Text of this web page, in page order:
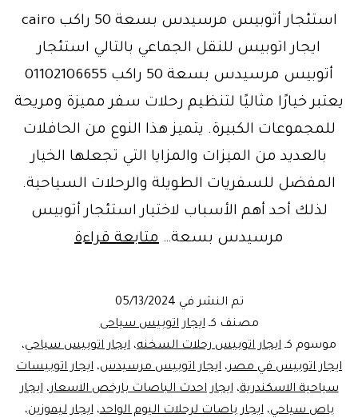
استئجار أتوبيس مرسيدس بسعة 50 راكب cairo
ايجار اتوبيس للنقل الجماعي بالتالي استئجار
أتوبيس مرسيدس بسعة 50 راكب 01102106655
يعتبر خيارًا مثاليًا لتنظيم رحلات سفر مميزة ومريحة
للمجموعات الكبيرة. يتميز هذا النوع من الحافلات
بالعديد من الميزات والمزايا التي تجعلها الخيار
المفضل للسفريات الطويلة والرحلات السياحية.
لذلك أحد أهم الأسباب لاختيار استئجار أتوبيس
مرسيدس بسعة… متابعة قراءةتأجير
الكبيرة
تم النشر في 05/13/2024
مصنف كـايجار اتوبيس سياحى
موسوم كـ ايجار اتوبيس رحلات السخنه، ايجار اتوبيس سياحي،
ايجار اتوبيس في مصر، ايجار اتوبيس مرسيدس، ايجار اتوبيسات
سياحية الاسكندرية،ايجار احدث الباصات بارخص الاسعار،ايجار
باص سياحي،ايجار باصات لرحلات اليوم الواحد،ايجار ليموزين،